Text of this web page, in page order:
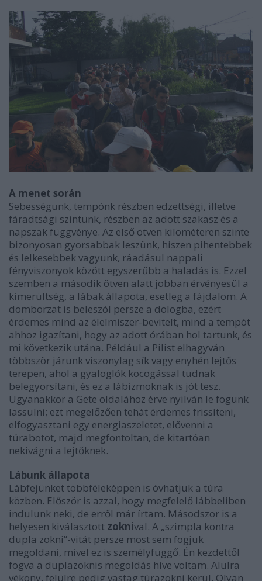
A menet során
Sebességünk, tempónk részben edzettségi, illetve
fáradtsági szintünk, részben az adott szakasz és a
napszak függvénye. Az első ötven kilométeren szinte
bizonyosan gyorsabbak leszünk, hiszen pihentebbek
és lelkesebbek vagyunk, ráadásul nappali
fényviszonyok között egyszerűbb a haladás is. Ezzel
szemben a második ötven alatt jobban érvényesül a
kimerültség, a lábak állapota, esetleg a fájdalom. A
domborzat is beleszól persze a dologba, ezért
érdemes mind az élelmiszer-bevitelt, mind a tempót
ahhoz igazítani, hogy az adott órában hol tartunk, és
mi következik utána. Például a Pilist elhagyván
többször járunk viszonylag sík vagy enyhén lejtős
terepen, ahol a gyaloglók kocogással tudnak
belegyorsítani, és ez a lábizmoknak is jót tesz.
Ugyanakkor a Gete oldalához érve nyilván le fogunk
lassulni; ezt megelőzően tehát érdemes frissíteni,
elfogyasztani egy energiaszeletet, elővenni a
túrabotot, majd megfontoltan, de kitartóan
nekivágni a lejtőknek.
Lábunk állapota
Lábfejünket többféleképpen is óvhatjuk a túra
közben. Először is azzal, hogy megfelelő lábbeliben
indulunk neki, de erről már írtam. Másodszor is a
helyesen kiválasztott zoknival. A „szimpla kontra
dupla zokni”-vitát persze most sem fogjuk
megoldani, mivel ez is személyfüggő. Én kezdettől
fogva a duplazoknis megoldás híve voltam. Alulra
vékony, felülre pedig vastag túrazokni kerül. Olyan